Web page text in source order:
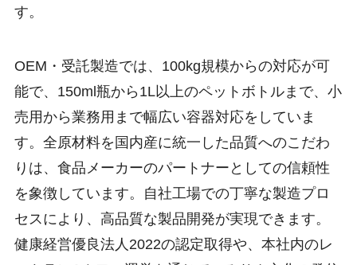
す。
OEM・受託製造では、100kg規模からの対応が可
能で、150ml瓶から1L以上のペットボトルまで、小
売用から業務用まで幅広い容器対応をしていま
す。全原材料を国内産に統一した品質へのこだわ
りは、食品メーカーのパートナーとしての信頼性
を象徴しています。自社工場での丁寧な製造プロ
セスにより、高品質な製品開発が実現できます。
健康経営優良法人2022の認定取得や、本社内のレ